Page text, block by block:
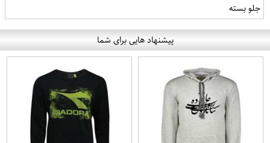
جلو بسته
پیشنهاد هایی برای شما